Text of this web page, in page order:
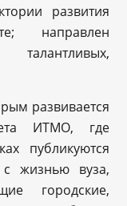
развития
направлен
развивается
ИТМО, где
публикуются
с жизнью вуза,
городские,